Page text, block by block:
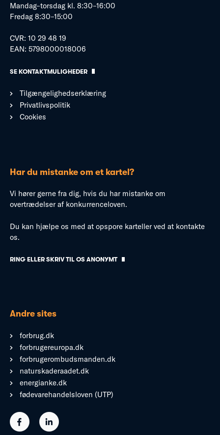
Mandag–torsdag kl. 8:30–16:00
Fredag 8:30–15:00
CVR: 10 29 48 19
EAN: 5798000018006
SE KONTAKTMULIGHEDER
Tilgængelighedserklæring
Privatlivspolitik
Cookies
Har du mistanke om et kartel?
Vi hører gerne fra dig, hvis du har mistanke om
overtrædelser af konkurrenceloven.
Du kan hjælpe os med at opspore karteller ved at kontakte
os.
RING ELLER SKRIV TIL OS ANONYMT
Andre sites
forbrug.dk
forbrugereuropa.dk
forbrugerombudsmanden.dk
naturskaderaadet.dk
energianke.dk
fødevarehandelsloven (UTP)